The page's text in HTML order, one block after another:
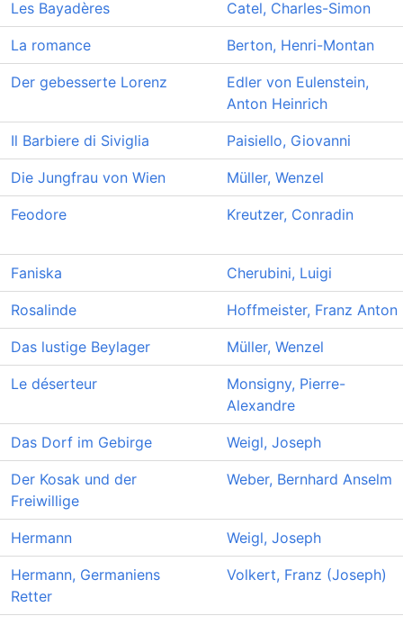
Les Bayadères Catel, Charles-Simon
La romance Berton, Henri-Montan
Der gebesserte Lorenz
Edler von Eulenstein,
Anton Heinrich
Il Barbiere di Siviglia Paisiello, Giovanni
Die Jungfrau von Wien Müller, Wenzel
Feodore Kreutzer, Conradin
Faniska Cherubini, Luigi
Rosalinde Hoffmeister, Franz Anton
Das lustige Beylager Müller, Wenzel
Le déserteur
Monsigny, Pierre-
Alexandre
Das Dorf im Gebirge Weigl, Joseph
Der Kosak und der
Freiwillige
Weber, Bernhard Anselm
Hermann Weigl, Joseph
Hermann, Germaniens
Retter
Volkert, Franz (Joseph)